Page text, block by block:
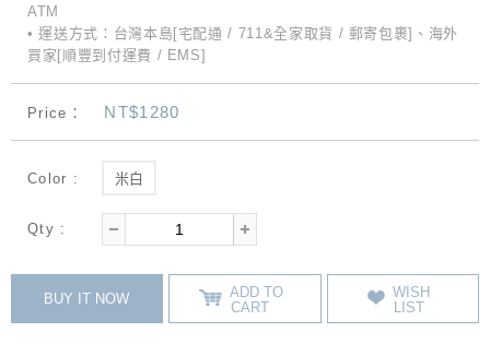
ATM
• 運送方式：台灣本島[宅配通 / 711&全家取貨 / 郵寄包裹]、海外
買家[順豐到付運費 / EMS]
Price： NT$1280
Color : 米白
Qty :
BUY IT NOW
ADD TO
CART
WISH
LIST